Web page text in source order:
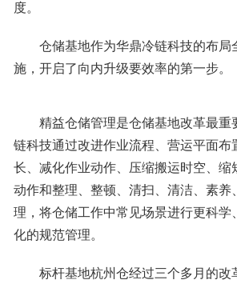
度。
仓储基地作为华鼎冷链科技的布局
施，开启了向内升级要效率的第一步。
精益仓储管理是仓储基地改革最重
链科技通过改进作业流程、营运平面布
长、减化作业动作、压缩搬运时空、缩
动作和整理、整顿、清扫、清洁、素养
理，将仓储工作中常见场景进行更科学
化的规范管理。
标杆基地杭州仓经过三个多月的改